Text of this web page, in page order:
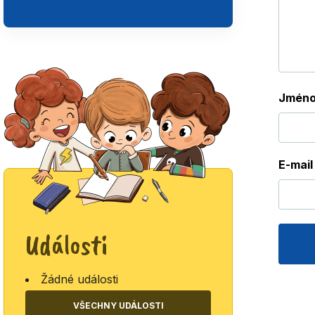
Události
Žádné události
VŠECHNY UDÁLOSTI
E-mail